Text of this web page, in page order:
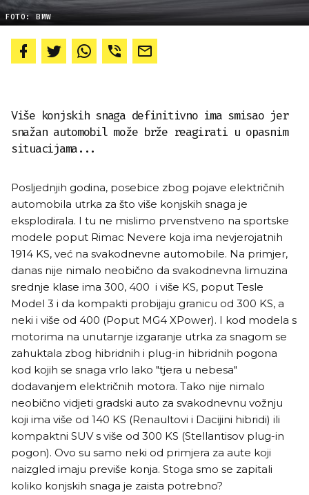
FOTO: BMW
Više konjskih snaga definitivno ima smisao jer
snažan automobil može brže reagirati u opasnim
situacijama...
Posljednjih godina, posebice zbog pojave električnih
automobila utrka za što više konjskih snaga je
eksplodirala. I tu ne mislimo prvenstveno na sportske
modele poput Rimac Nevere koja ima nevjerojatnih
1914 KS, već na svakodnevne automobile. Na primjer,
danas nije nimalo neobično da svakodnevna limuzina
srednje klase ima 300, 400 i više KS, poput Tesle
Model 3 i da kompakti probijaju granicu od 300 KS, a
neki i više od 400 (Poput MG4 XPower). I kod modela s
motorima na unutarnje izgaranje utrka za snagom se
zahuktala zbog hibridnih i plug-in hibridnih pogona
kod kojih se snaga vrlo lako "tjera u nebesa"
dodavanjem električnih motora. Tako nije nimalo
neobično vidjeti gradski auto za svakodnevnu vožnju
koji ima više od 140 KS (Renaultovi i Dacijini hibridi) ili
kompaktni SUV s više od 300 KS (Stellantisov plug-in
pogon). Ovo su samo neki od primjera za aute koji
naizgled imaju previše konja. Stoga smo se zapitali
koliko konjskih snaga je zaista potrebno?